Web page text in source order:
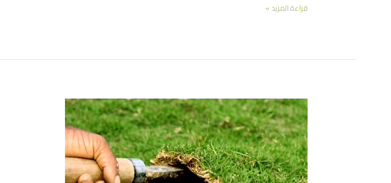
كيفية
|
الصفراء
قراءة المزيد »